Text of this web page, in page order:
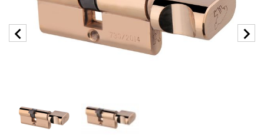
chevron_left chevron_right